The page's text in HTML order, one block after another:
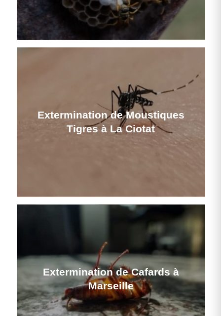
Extermination de Moustiques
Tigres à La Ciotat
Extermination de Cafards à
Marseille